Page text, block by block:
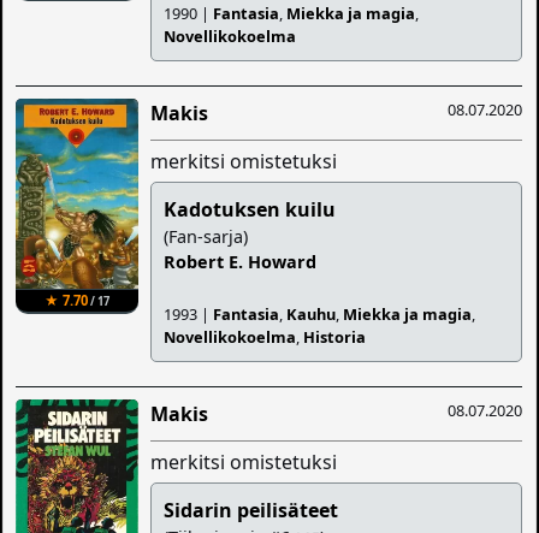
1990 | Fantasia, Miekka ja magia,
Novellikokoelma
★ 7.70/ 17
08.07.2020
Makis
merkitsi omistetuksi
Kadotuksen kuilu
(Fan-sarja)
Robert E. Howard
1993 | Fantasia, Kauhu, Miekka ja magia,
Novellikokoelma, Historia
08.07.2020
Makis
merkitsi omistetuksi
Sidarin peilisäteet